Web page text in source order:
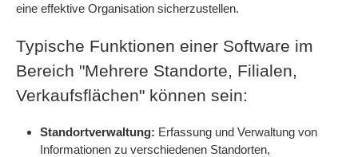
eine effektive Organisation sicherzustellen.
Typische Funktionen einer Software im
Bereich "Mehrere Standorte, Filialen,
Verkaufsflächen" können sein:
Standortverwaltung: Erfassung und Verwaltung von
Informationen zu verschiedenen Standorten,